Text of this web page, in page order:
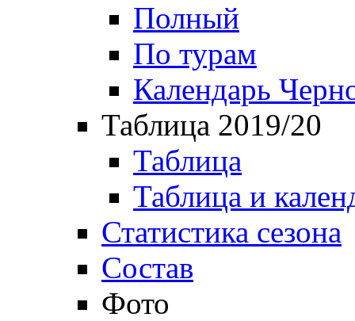
Полный
По турам
Календарь
Таблица 2019/20
Таблица
Таблица и
Статистика сезона
Состав
Фото